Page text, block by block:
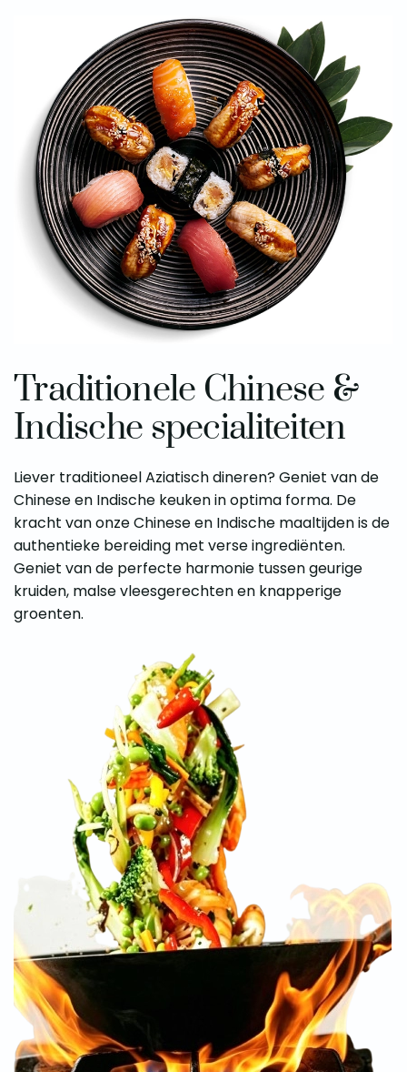
Traditionele Chinese &
Indische specialiteiten
Liever traditioneel Aziatisch dineren? Geniet van de
Chinese en Indische keuken in optima forma. De
kracht van onze Chinese en Indische maaltijden is de
authentieke bereiding met verse ingrediënten.
Geniet van de perfecte harmonie tussen geurige
kruiden, malse vleesgerechten en knapperige
groenten.